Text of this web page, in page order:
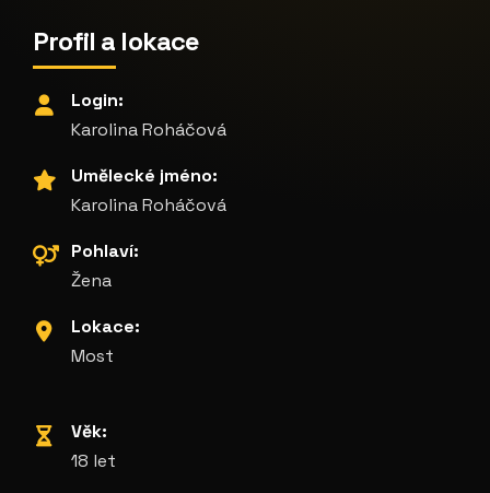
Profil a lokace
Login:
Karolina Roháčová
Umělecké jméno:
Karolina Roháčová
Pohlaví:
Žena
Lokace:
Most
Věk:
18 let